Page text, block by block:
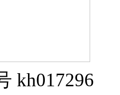
kh017296